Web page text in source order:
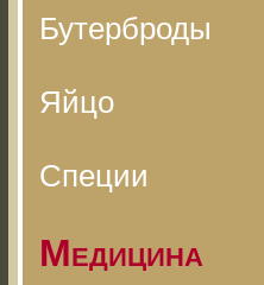
Бутерброды
Яйцо
Специи
Медицина